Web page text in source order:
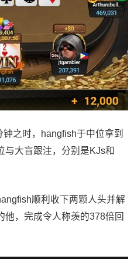
之时，hangfish于中位拿到
与大盲跟注，分别是KJs和
顺利收下两颗人头并解
他，完成令人称羡的378倍回